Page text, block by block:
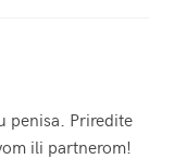
penisa. Priredite
ili partnerom!